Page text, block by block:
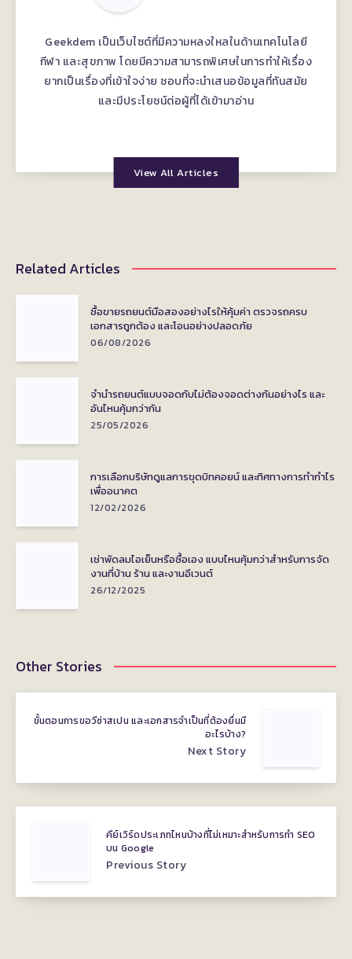
Geekdem เป็นเว็บไซต์ที่มีความหลงใหลในด้านเทคโนโลยี
กีฬา และสุขภาพ โดยมีความสามารถพิเศษในการทำให้เรื่อง
ยากเป็นเรื่องที่เข้าใจง่าย ชอบที่จะนำเสนอข้อมูลที่ทันสมัย
และมีประโยชน์ต่อผู้ที่ได้เข้ามาอ่าน
View All Articles
Related Articles
ซื้อขายรถยนต์มือสองอย่างไรให้คุ้มค่า ตรวจรถครบ
เอกสารถูกต้อง และโอนอย่างปลอดภัย
06/08/2026
จำนำรถยนต์แบบจอดกับไม่ต้องจอดต่างกันอย่างไร และ
อันไหนคุ้มกว่ากัน
25/05/2026
การเลือกบริษัทดูแลการขุดบิทคอยน์ และทิศทางการทำกำไร
เพื่ออนาคต
12/02/2026
เช่าพัดลมไอเย็นหรือซื้อเอง แบบไหนคุ้มกว่าสำหรับการจัด
งานที่บ้าน ร้าน และงานอีเวนต์
26/12/2025
Other Stories
ขั้นตอนการขอวีซ่าสเปน และเอกสารจำเป็นที่ต้องยื่นมี
อะไรบ้าง?
Next Story
คีย์เวิร์ดประเภทไหนบ้างที่ไม่เหมาะสำหรับการทำ SEO
บน Google
Previous Story